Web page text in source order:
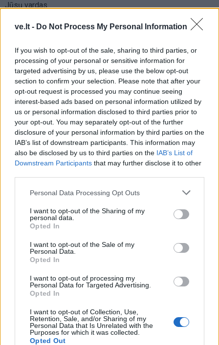
ve.lt - Do Not Process My Personal Information
If you wish to opt-out of the sale, sharing to third parties, or
processing of your personal or sensitive information for
targeted advertising by us, please use the below opt-out
section to confirm your selection. Please note that after your
opt-out request is processed you may continue seeing
interest-based ads based on personal information utilized by
us or personal information disclosed to third parties prior to
your opt-out. You may separately opt-out of the further
disclosure of your personal information by third parties on the
IAB’s list of downstream participants. This information may
also be disclosed by us to third parties on the IAB’s List of
Downstream Participants that may further disclose it to other
Personal Data Processing Opt Outs
I want to opt-out of the Sharing of my
personal data.
Opted In
I want to opt-out of the Sale of my
Personal Data.
Opted In
I want to opt-out of processing my
Personal Data for Targeted Advertising.
Opted In
I want to opt-out of Collection, Use,
Retention, Sale, and/or Sharing of my
Personal Data that Is Unrelated with the
Purposes for which it was collected.
Opted Out
Jūsų vardas
Komentaras
Sutinku sutaisyklėmis
This site is protected by
reCAPTCHA and the Google
Privacy PolicyandTerms of